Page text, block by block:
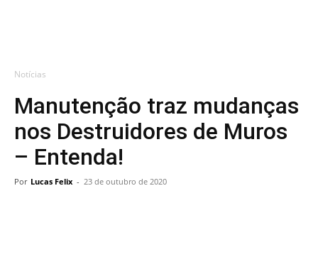
Notícias
Manutenção traz mudanças
nos Destruidores de Muros
– Entenda!
Por Lucas Felix - 23 de outubro de 2020